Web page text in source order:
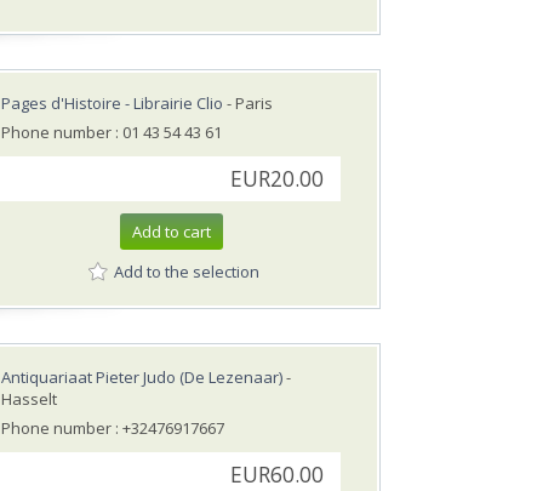
Pages d'Histoire - Librairie Clio - Paris
Phone number : 01 43 54 43 61
EUR20.00
Add to cart
Add to the selection
Antiquariaat Pieter Judo (De Lezenaar)-
Hasselt
Phone number : +32476917667
EUR60.00